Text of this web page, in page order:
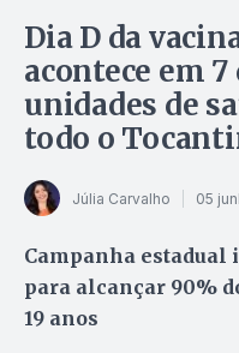
Dia D da
acontece em
unidades de
todo o
Júlia Carvalho 05
Campanha
para alcançar 90%
19 anos